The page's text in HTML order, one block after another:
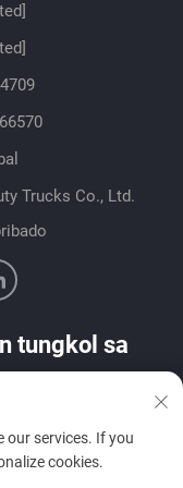
Trucks Co., Ltd.
tungkol sa
sa iyong bansa
our services. If you
cookies.